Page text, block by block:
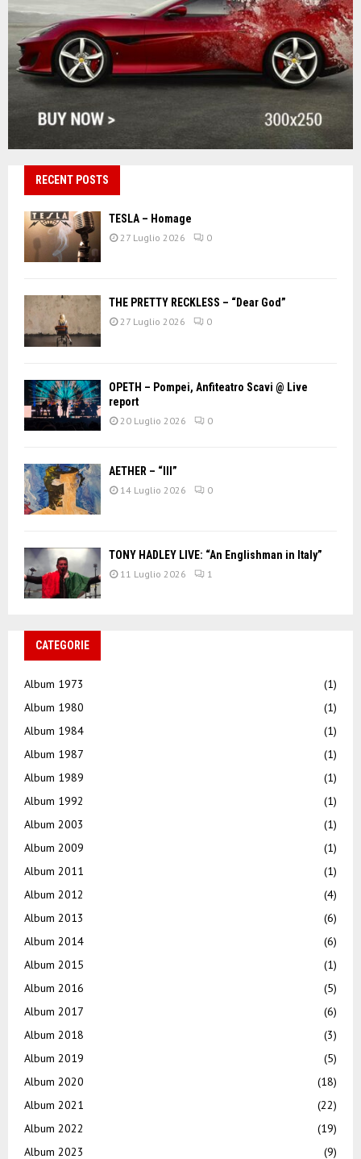
RECENT POSTS
TESLA – Homage
27 Luglio 2026 0
THE PRETTY RECKLESS – “Dear God”
27 Luglio 2026 0
OPETH – Pompei, Anfiteatro Scavi @ Live
report
20 Luglio 2026 0
AETHER – “III”
14 Luglio 2026 0
TONY HADLEY LIVE: “An Englishman in Italy”
11 Luglio 2026 1
CATEGORIE
Album 1973
(1)
Album 1980
(1)
Album 1984
(1)
Album 1987
(1)
Album 1989
(1)
Album 1992
(1)
Album 2003
(1)
Album 2009
(1)
Album 2011
(1)
Album 2012
(4)
Album 2013
(6)
Album 2014
(6)
Album 2015
(1)
Album 2016
(5)
Album 2017
(6)
Album 2018
(3)
Album 2019
(5)
Album 2020
(18)
Album 2021
(22)
Album 2022
(19)
Album 2023
(9)